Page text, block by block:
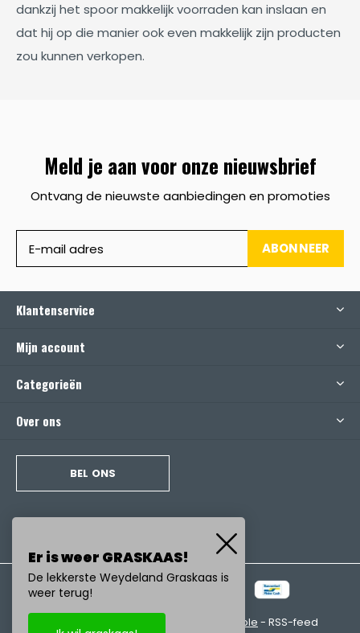
dankzij het spoor makkelijk voorraden kan inslaan en
dat hij op die manier ook even makkelijk zijn producten
zou kunnen verkopen.
Meld je aan voor onze nieuwsbrief
Ontvang de nieuwste aanbiedingen en promoties
ABONNEER
Klantenservice
Mijn account
Categorieën
Over ons
BEL ONS
emarkable - RSS-feed
Er is weer GRASKAAS!
De lekkerste Weydeland Graskaas is
weer terug!